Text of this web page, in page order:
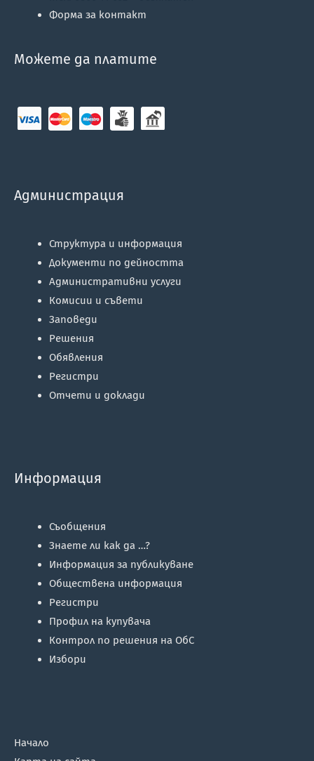
Форма за контакт
Можете да платите
Администрация
Структура и информация
Документи по дейността
Административни услуги
Комисии и съвети
Заповеди
Решения
Обявления
Регистри
Отчети и доклади
Информация
Съобщения
Знаете ли как да …?
Информация за публикуване
Обществена информация
Регистри
Профил на купувача
Контрол по решения на ОбС
Избори
Начало